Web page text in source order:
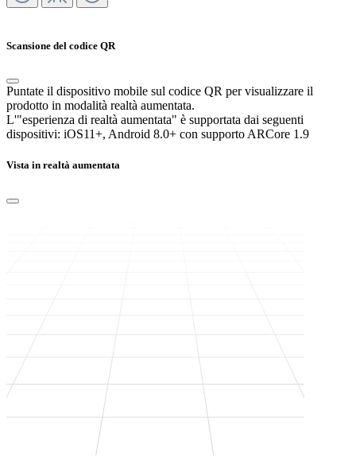
Scansione del codice QR
Puntate il dispositivo mobile sul codice QR per visualizzare il
prodotto in modalità realtà aumentata.
L'"esperienza di realtà aumentata" è supportata dai seguenti
dispositivi: iOS11+, Android 8.0+ con supporto ARCore 1.9
Vista in realtà aumentata